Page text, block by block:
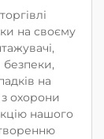
на своєму
на
з охорони
нашого